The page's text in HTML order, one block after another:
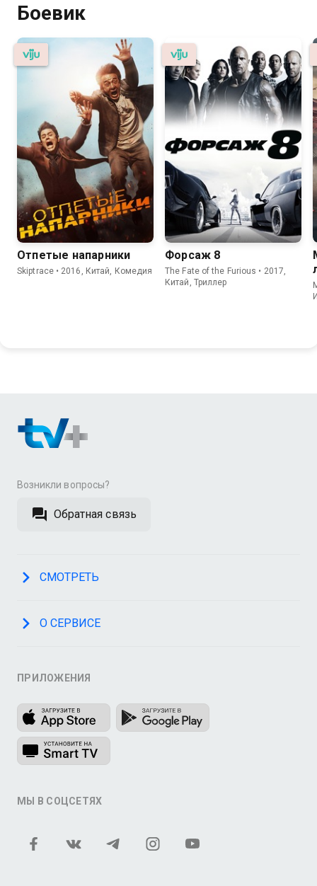
Боевик
Отпетые напарники
Skiptrace • 2016, Китай, Комедия
Форсаж 8
The Fate of the Furious • 2017,
Китай, Триллер
Возникли вопросы?
Обратная связь
СМОТРЕТЬ
О СЕРВИСЕ
ПРИЛОЖЕНИЯ
МЫ В СОЦСЕТЯХ